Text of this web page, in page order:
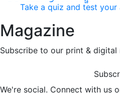
Take a quiz and test
Magazine
Subscribe to our print & digital
We're social. Connect with us